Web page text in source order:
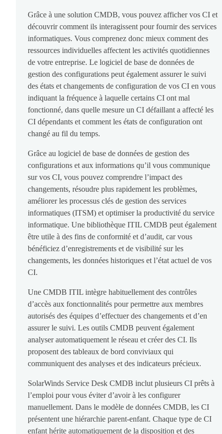
Grâce à une solution CMDB, vous pouvez afficher vos CI et
découvrir comment ils interagissent pour fournir des services
informatiques. Vous comprenez donc mieux comment des
ressources individuelles affectent les activités quotidiennes
de votre entreprise. Le logiciel de base de données de
gestion des configurations peut également assurer le suivi
des états et changements de configuration de vos CI en vous
indiquant la fréquence à laquelle certains CI ont mal
fonctionné, dans quelle mesure un CI défaillant a affecté les
CI dépendants et comment les états de configuration ont
changé au fil du temps.
Grâce au logiciel de base de données de gestion des
configurations et aux informations qu’il vous communique
sur vos CI, vous pouvez comprendre l’impact des
changements, résoudre plus rapidement les problèmes,
améliorer les processus clés de gestion des services
informatiques (ITSM) et optimiser la productivité du service
informatique. Une bibliothèque ITIL CMDB peut également
être utile à des fins de conformité et d’audit, car vous
bénéficiez d’enregistrements et de visibilité sur les
changements, les données historiques et l’état actuel de vos
CI.
Une CMDB ITIL intègre habituellement des contrôles
d’accès aux fonctionnalités pour permettre aux membres
autorisés des équipes d’effectuer des changements et d’en
assurer le suivi. Les outils CMDB peuvent également
analyser automatiquement le réseau et créer des CI. Ils
proposent des tableaux de bord conviviaux qui
communiquent des analyses et des indicateurs précieux.
SolarWinds Service Desk CMDB inclut plusieurs CI prêts à
l’emploi pour vous éviter d’avoir à les configurer
manuellement. Dans le modèle de données CMDB, les CI
présentent une hiérarchie parent-enfant. Chaque type de CI
enfant hérite automatiquement de la disposition et des